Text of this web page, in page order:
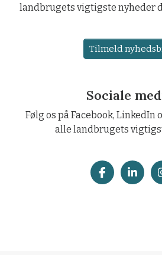
landbrugets vigtigste nyheder
Tilmeld
Sociale
Følg os på Facebook, LinkedIn
alle landbrugets